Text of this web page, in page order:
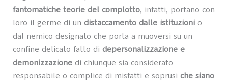
fantomatiche teorie del complotto, infatti, portano con
loro il germe di un distaccamento dalle istituzionio
dal nemico designato che porta a muoversi su un
confine delicato fatto di depersonalizzazione e
demonizzazionedi chiunque sia considerato
responsabile o complice di misfatti e soprusi che siano